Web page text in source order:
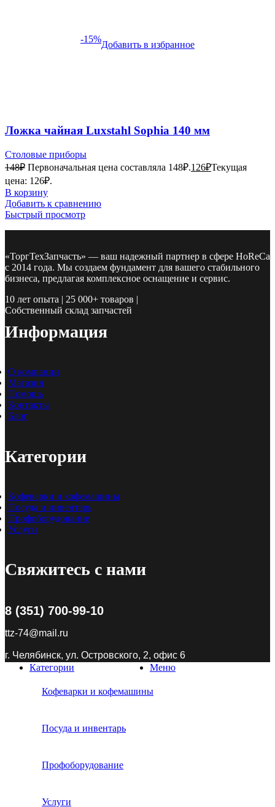
-15%
Добавить в избранное
Ложка чайная Luxstahl Sophia 140 мм
Столовые приборы
148₽ Первоначальная цена составляла 148₽.126₽Текущая
цена: 126₽.
В корзину
Добавить к сравнению
Быстрый просмотр
«ТоргТехЗапчасть» — ваш надежный партнер в сфере HoReCa
с 2014 года. Мы создаем фундамент для вашего стабильного
бизнеса, предлагая комплексное оснащение и сервис.
10 лет опыта | 25 000+ товаров |
Собственный склад запчастей
Информация
О компании
Магазин
Помощь
Контакты
Блог
Категории
Кофеварки и кофемашины
Посуда и инвентарь
Профоборудование
Услуги
Свяжитесь с нами
8 (351) 700-99-10
ttz-74@mail.ru
г. Челябинск, ул. Островского, 2, офис 6
Меню
Категории
Кофеварки и кофемашины
Посуда и инвентарь
Профоборудование
Услуги